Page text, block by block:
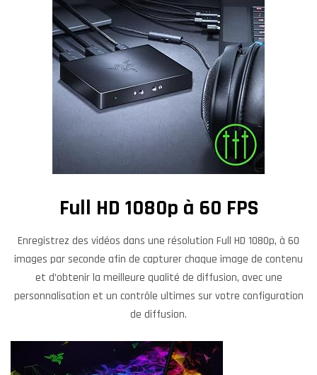
Full HD 1080p à 60 FPS
Enregistrez des vidéos dans une résolution Full HD 1080p, à 60
images par seconde afin de capturer chaque image de contenu
et d’obtenir la meilleure qualité de diffusion, avec une
personnalisation et un contrôle ultimes sur votre configuration
de diffusion.